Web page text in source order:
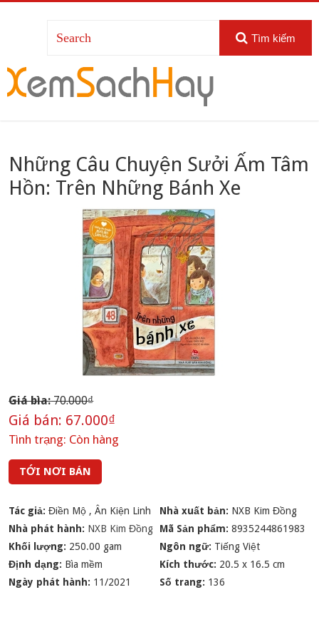
Tìm kiếm
Những Câu Chuyện Sưởi Ấm Tâm
Hồn: Trên Những Bánh Xe
Giá bìa:70.000₫
Giá bán: 67.000₫
Tình trạng: Còn hàng
TỚI NƠI BÁN
Tác giả:Điền Mộ ,Ân Kiện Linh Nhà xuất bản: NXB Kim Đồng
Nhà phát hành: NXB Kim Đồng Mã Sản phẩm: 8935244861983
Khối lượng: 250.00 gam Ngôn ngữ: Tiếng Việt
Định dạng: Bìa mềm Kích thước: 20.5 x 16.5 cm
Ngày phát hành: 11/2021 Số trang: 136